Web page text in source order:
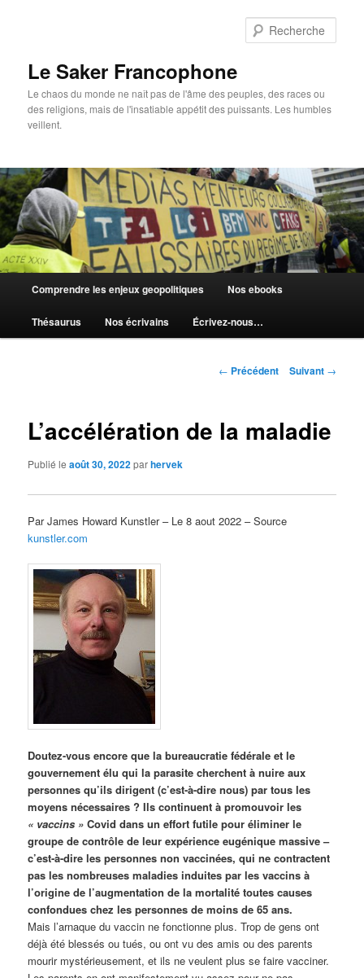
Le Saker Francophone
Le chaos du monde ne naît pas de l'âme des peuples, des races ou
des religions, mais de l'insatiable appétit des puissants. Les humbles
veillent.
Comprendre les enjeux geopolitiques Nos ebooks
Thésaurus Nos écrivains Écrivez-nous…
Navigation
← Précédent Suivant →
L’accélération de la maladie
Publié leaoût 30, 2022parhervek
Par James Howard Kunstler – Le 8 aout 2022 – Source
kunstler.com
Doutez-vous encore que la bureaucratie fédérale et le
gouvernement élu qui la parasite cherchent à nuire aux
personnes qu’ils dirigent (c’est-à-dire nous) par tous les
moyens nécessaires ? Ils continuent à promouvoir les
« vaccins » Covid dans un effort futile pour éliminer le
groupe de contrôle de leur expérience eugénique massive –
c’est-à-dire les personnes non vaccinées, qui ne contractent
pas les nombreuses maladies induites par les vaccins à
l’origine de l’augmentation de la mortalité toutes causes
confondues chez les personnes de moins de 65 ans.
Mais l’arnaque du vaccin ne fonctionne plus. Trop de gens ont
déjà été blessés ou tués, ou ont vu des amis ou des parents
mourir mystérieusement, et ils ne veulent plus se faire vacciner.